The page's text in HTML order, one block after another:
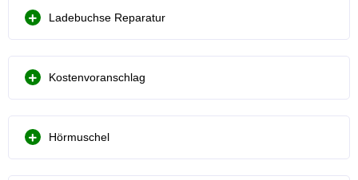
Ladebuchse Reparatur
Kostenvoranschlag
Hörmuschel